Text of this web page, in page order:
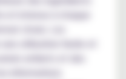
et intense à chaque
choisi. Les
utilisation facile et
informations